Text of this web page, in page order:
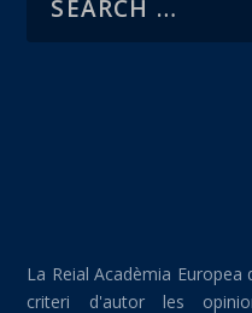
La Reial Acadèmia
criteri d'autor les